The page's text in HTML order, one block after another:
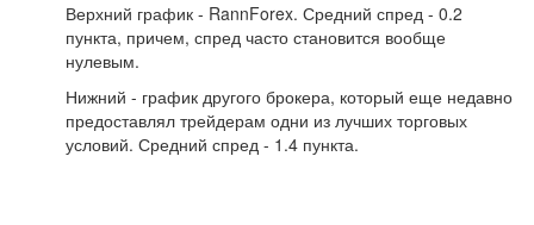
Верхний график - RannForex. Средний спред - 0.2
пункта, причем, спред часто становится вообще
нулевым.
Нижний - график другого брокера, который еще недавно
предоставлял трейдерам одни из лучших торговых
условий. Средний спред - 1.4 пункта.